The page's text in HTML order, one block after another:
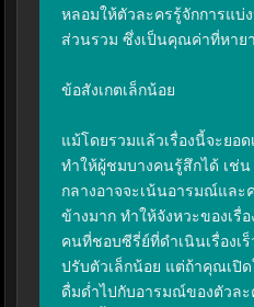
หลอมให้ตัวละครรู้จักการแบ่
ส่วนรวม ซึ่งเป็นคุณค่าที่หาย
ข้อสังเกตเล็กน้อย
แม้โดยรวมแล้วเรื่องนี้จะยอ
ทำให้ผู้ชมบางคนรู้สึกได้ เช่น
กลางอาจจะเน้นอารมณ์แล
ข้างมาก ทำให้จังหวะของเรื่
คนที่ชอบซีรี่ย์ที่ดำเนินเรื่องเ
ปรับตัวเล็กน้อย แต่ถ้าคุณเปิด
ดื่มด่ำไปกับอารมณ์ของตัวล